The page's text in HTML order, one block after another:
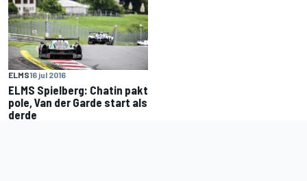
ELMS16 jul 2016
ELMS Spielberg: Chatin pakt
pole, Van der Garde start als
derde